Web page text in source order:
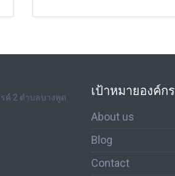
ค์ 2 ตำบลบางพูด
เป้าหมายองค์กร
About us
Blog
Contact